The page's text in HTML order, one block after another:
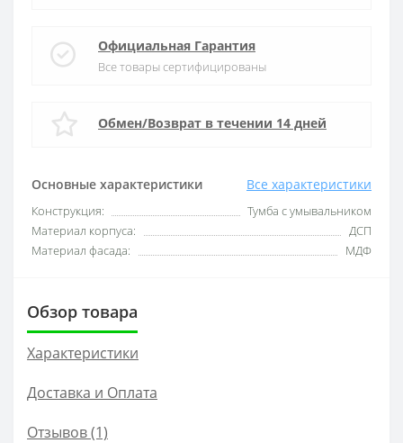
Основные характеристики Все характеристики
Конструкция:
Тумба с умывальником
Материал корпуса:
ДСП
Материал фасада:
МДФ
Официальная Гарантия
Все товары сертифицированы
Обмен/Возврат в течении 14 дней
Обзор товара
Характеристики
Доставка и Оплата
Отзывов (1)